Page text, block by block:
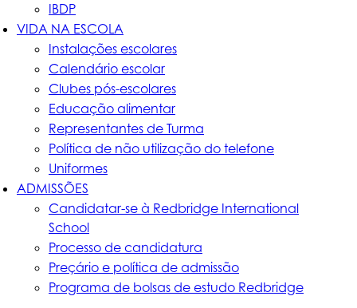
IBDP
VIDA NA ESCOLA
Instalações escolares
Calendário escolar
Clubes pós-escolares
Educação alimentar
Representantes de Turma
Política de não utilização do telefone
Uniformes
ADMISSÕES
Candidatar-se à Redbridge International
School
Processo de candidatura
Preçário e política de admissão
Programa de bolsas de estudo Redbridge